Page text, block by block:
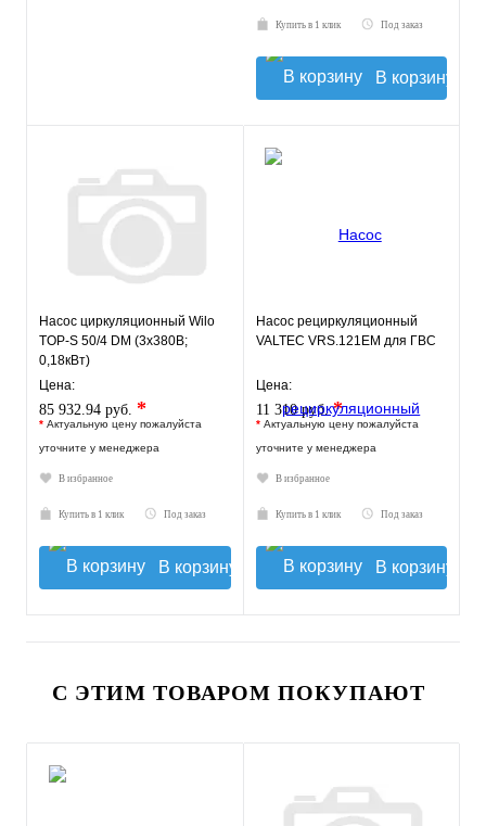
Купить в 1 клик Под заказ
В корзину
Насос циркуляционный Wilo
TOP-S 50/4 DM (3х380В;
0,18кВт)
Цена:
85 932.94 руб. *
* Актуальную цену пожалуйста
уточните у менеджера
В избранное
Купить в 1 клик Под заказ
В корзину
Насос рециркуляционный
VALTEC VRS.121EM для ГВС
Цена:
11 310 руб.*
* Актуальную цену пожалуйста
уточните у менеджера
В избранное
Купить в 1 клик Под заказ
В корзину
С ЭТИМ ТОВАРОМ ПОКУПАЮТ